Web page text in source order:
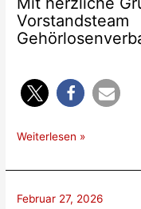
Vorstandsteam
Internationalen
Weiterlesen »
Februar 27, 2026